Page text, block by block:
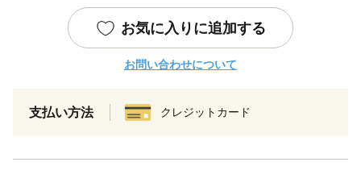
お気に入りに追加する
お問い合わせについて
支払い方法 クレジットカード